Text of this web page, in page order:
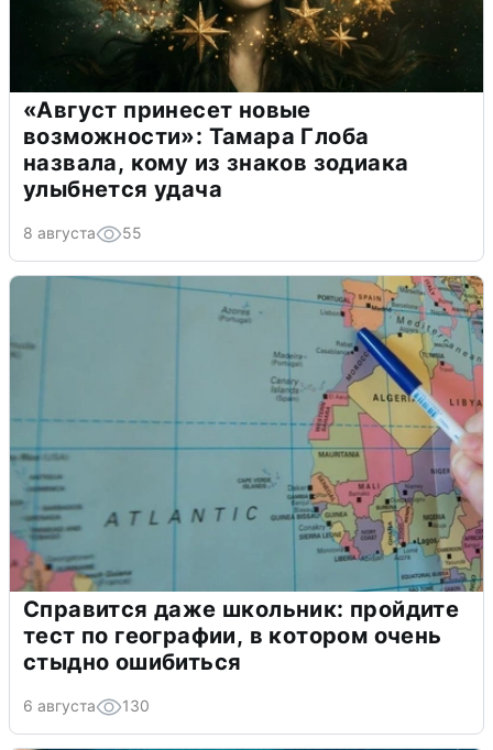
«Август принесет новые
возможности»: Тамара Глоба
назвала, кому из знаков зодиака
улыбнется удача
8 августа 55
Справится даже школьник: пройдите
тест по географии, в котором очень
стыдно ошибиться
6 августа 130